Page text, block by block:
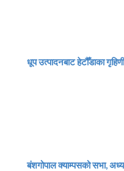
धूप उत्पादनबाट हेटौँडाका
बंशगोपाल क्याम्पसको सभा,